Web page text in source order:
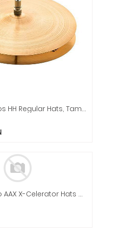
Sabian - Platillos HH Regular Hats, Tamaño: 14" Mod.11402
Sabian - Platillo AAX X-Celerator Hats Mod.2__02XL